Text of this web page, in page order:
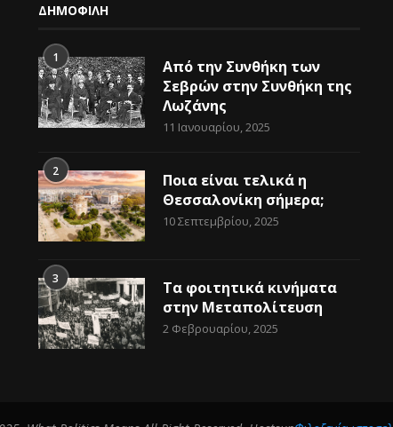
ΔΗΜΟΦΙΛΗ
1
Από την Συνθήκη των
Σεβρών στην Συνθήκη της
Λωζάνης
11 Ιανουαρίου, 2025
2
Ποια είναι τελικά η
Θεσσαλονίκη σήμερα;
10 Σεπτεμβρίου, 2025
3
Τα φοιτητικά κινήματα
στην Μεταπολίτευση
2 Φεβρουαρίου, 2025